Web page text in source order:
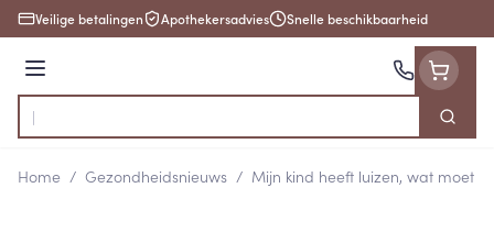
Ga naar de inhoud
Veilige betalingen Apothekersadvies Snelle beschikbaarheid
Menu
Product, merk, categorie...
Zoek
Home / Gezondheidsnieuws / Mijn kind heeft luizen, wat moet ik